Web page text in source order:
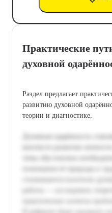
Практические
духовной
Раздел предлагает
развитию духовной
теории и диагностике.